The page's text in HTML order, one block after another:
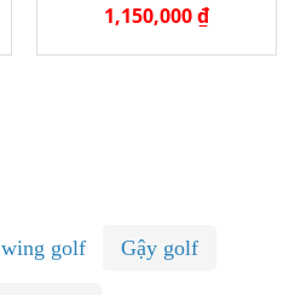
1,150,000 ₫
golf Gậy golf